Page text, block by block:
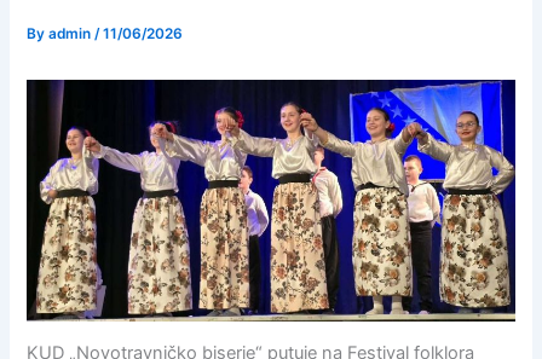
Byadmin/11/06/2026
KUD „Novotravničko biserje“ putuje na Festival folklora